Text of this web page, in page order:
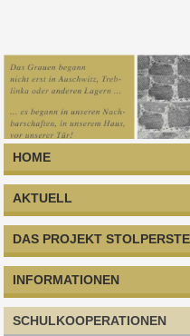
HOME
AKTUELL
DAS PROJEKT
INFORMATIONEN
SCHULKOOPERATIONEN